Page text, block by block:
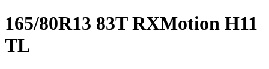
165/80R13 83T RXMotion H11
TL